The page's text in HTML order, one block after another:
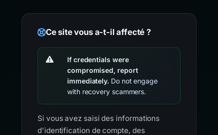
Ce site vous a-t-il affecté ?
If credentials were
compromised, report
immediately. Do not engage
with recovery scammers.
Si vous avez saisi des informations
d'identification de compte, des